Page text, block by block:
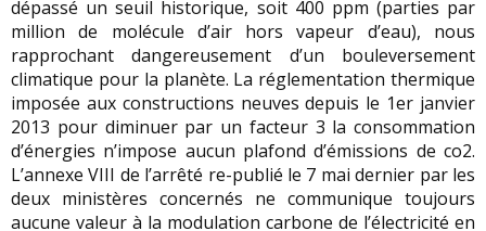
dépassé un seuil historique, soit 400 ppm (parties par
million de molécule d’air hors vapeur d’eau), nous
rapprochant dangereusement d’un bouleversement
climatique pour la planète. La réglementation thermique
imposée aux constructions neuves depuis le 1er janvier
2013 pour diminuer par un facteur 3 la consommation
d’énergies n’impose aucun plafond d’émissions de co2.
L’annexe VIII de l’arrêté re-publié le 7 mai dernier par les
deux ministères concernés ne communique toujours
aucune valeur à la modulation carbone de l’électricité en